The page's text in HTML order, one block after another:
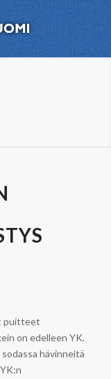
puitteet
on edelleen YK.
hävinneitä